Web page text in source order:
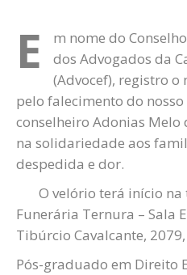
E
m nome do
dos Advogados da
(Advocef), registro
pelo falecimento do
conselheiro Adonias Melo
na solidariedade aos
despedida e dor.
O velório terá início na
Funerária Ternura – Sala
Tibúrcio Cavalcante, 2079,
Pós-graduado em Direito